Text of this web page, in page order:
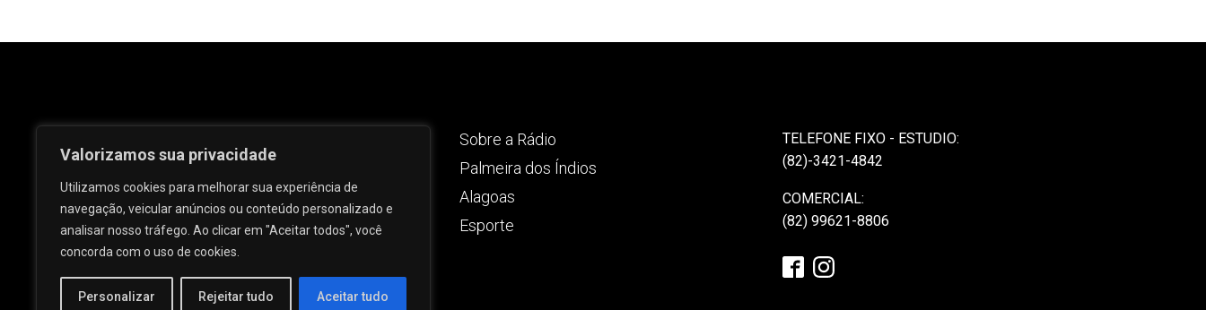
Valorizamos sua privacidade
Utilizamos cookies para melhorar sua experiência de
navegação, veicular anúncios ou conteúdo personalizado e
analisar nosso tráfego. Ao clicar em "Aceitar todos", você
concorda com o uso de cookies.
Personalizar Rejeitar tudo Aceitar tudo
Rua José e Maria Passos, nº 25 - Centro -
Palmeira dos Índios - AL.
Sobre a Rádio
Palmeira dos Índios
Alagoas
Esporte
TELEFONE FIXO - ESTUDIO:
(82)-3421-4842
COMERCIAL:
(82) 99621-8806